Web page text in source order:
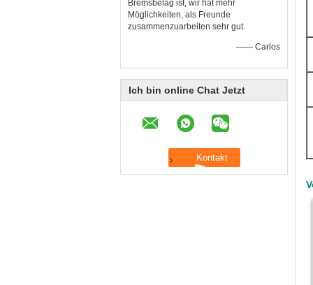
Bremsbelag ist, wir hat mehr
Möglichkeiten, als Freunde
zusammenzuarbeiten sehr gut.
—— Carlos
Ich bin online Chat Jetzt